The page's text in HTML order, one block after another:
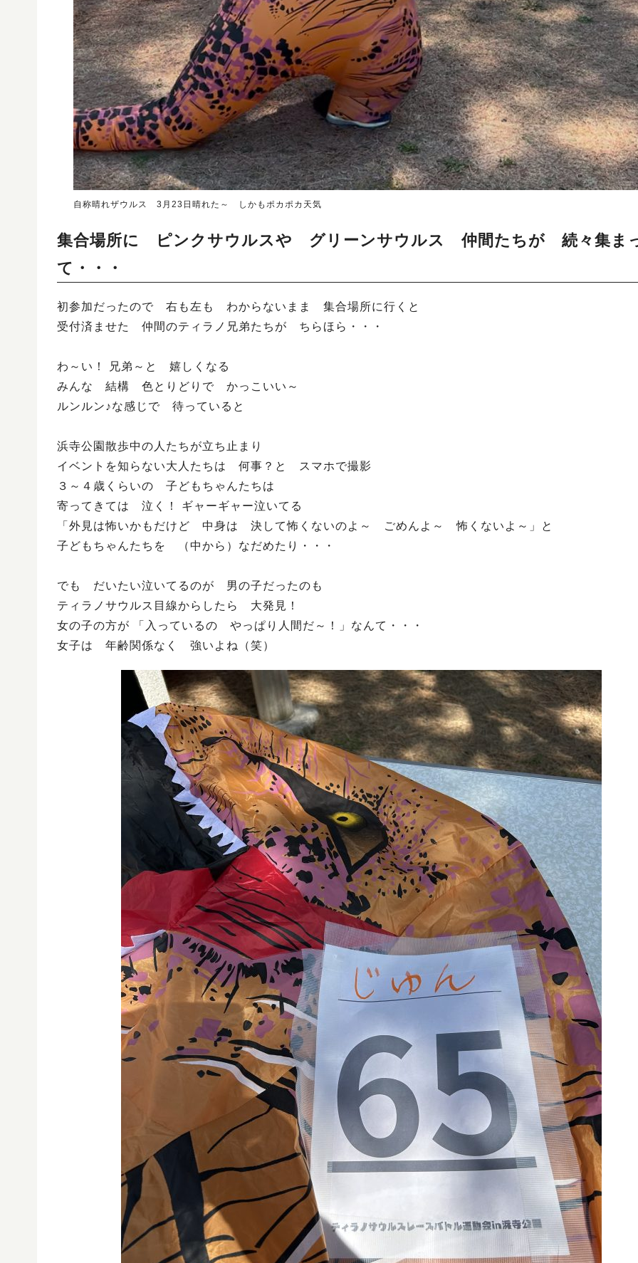
自称晴れザウルス 3月23日晴れた～ しかもポカポカ天気
集合場所に ピンクサウルスや グリーンサウルス 仲間たちが 続々集ま
て・・・
初参加だったので 右も左も わからないまま 集合場所に行くと
受付済ませた 仲間のティラノ兄弟たちが ちらほら・・・
わ～い！ 兄弟～と 嬉しくなる
みんな 結構 色とりどりで かっこいい～
ルンルン♪な感じで 待っていると
浜寺公園散歩中の人たちが立ち止まり
イベントを知らない大人たちは 何事？と スマホで撮影
３～４歳くらいの 子どもちゃんたちは
寄ってきては 泣く！ ギャーギャー泣いてる
「外見は怖いかもだけど 中身は 決して怖くないのよ～ ごめんよ～ 怖くないよ～」と
子どもちゃんたちを （中から）なだめたり・・・
でも だいたい泣いてるのが 男の子だったのも
ティラノサウルス目線からしたら 大発見！
女の子の方が 「入っているの やっぱり人間だ～！」なんて・・・
女子は 年齢関係なく 強いよね（笑）